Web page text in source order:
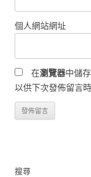
個人網站網址
在瀏覽器中儲
以供下次發佈留言
搜尋